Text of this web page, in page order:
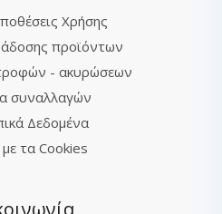
Χρήσης
προϊόντων
- ακυρώσεων
συναλλαγών
Δεδομένα
με τα Cookies